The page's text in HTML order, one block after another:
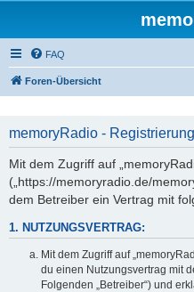
FAQ
Foren-Übersicht
memoryRadio - Registrierung
Mit dem Zugriff auf
(„https://memoryradio.de/
dem Betreiber ein Vertrag mit
1. NUTZUNGSVERTRAG:
Mit dem Zugriff auf
du einen Nutzungsvertrag mit
Folgenden „Betreiber“) und